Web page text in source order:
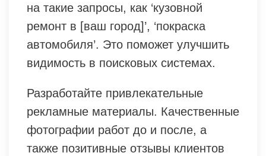
на такие запросы, как ‘кузовной
ремонт в [ваш город]’, ‘покраска
автомобиля’. Это поможет улучшить
видимость в поисковых системах.
Разработайте привлекательные
рекламные материалы. Качественные
фотографии работ до и после, а
также позитивные отзывы клиентов